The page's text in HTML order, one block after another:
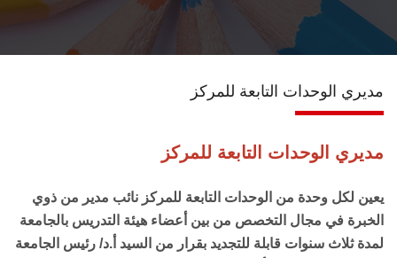
الخدمـات
اتصل بنـا
مديري الوحدات التابعة للمركز
مديري الوحدات التابعة للمركز
يعين لكل وحدة من الوحدات التابعة للمركز نائب مدير من ذوي
الخبرة في مجال التخصص من بين أعضاء هيئة التدريس بالجامعة
لمدة ثلاث سنوات قابلة للتجديد بقرار من السيد أ.د/ رئيس الجامعة